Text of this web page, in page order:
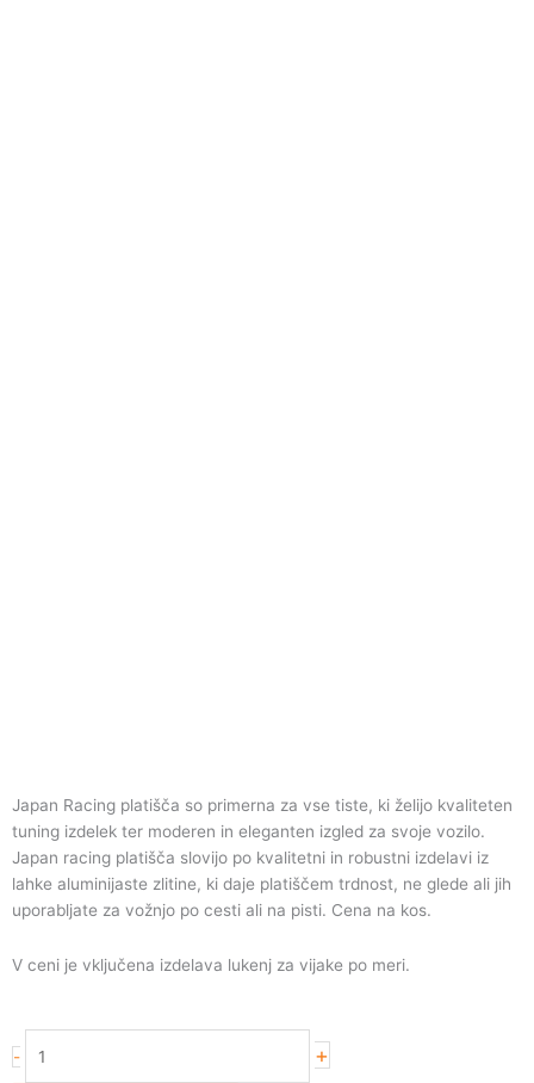
Japan Racing platišča so primerna za vse tiste, ki želijo kvaliteten
tuning izdelek ter moderen in eleganten izgled za svoje vozilo.
Japan racing platišča slovijo po kvalitetni in robustni izdelavi iz
lahke aluminijaste zlitine, ki daje platiščem trdnost, ne glede ali jih
uporabljate za vožnjo po cesti ali na pisti. Cena na kos.
V ceni je vključena izdelava lukenj za vijake po meri.
-
Racing
+